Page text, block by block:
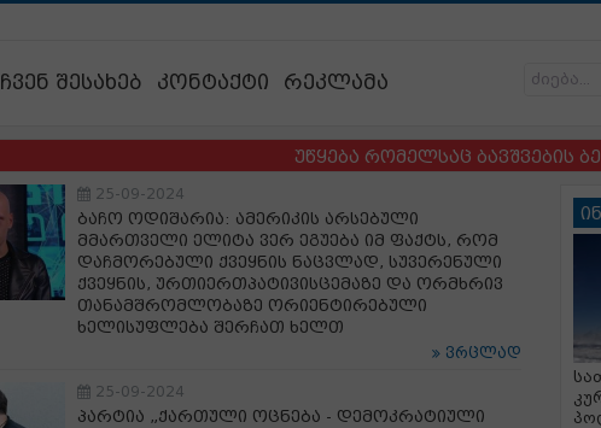
ჩვენ შესახებ კონტაქტი რეკლამა
უწყება რომელსაც ბავშვების ბედი
25-09-2024
ბაჩო ოდიშარია: ამერიკის არსებული
მმართველი ელიტა ვერ ეგუება იმ ფაქტს, რომ
დაჩმორებული ქვეყნის ნაცვლად, სუვერენული
ქვეყნის, ურთიერთპატივისცემაზე და ორმხრივ
თანამშრომლობაზე ორიენტირებული
ხელისუფლება შერჩათ ხელთ
ვრცლად
25-09-2024
პარტია „ქართული ოცნება - დემოკრატიული